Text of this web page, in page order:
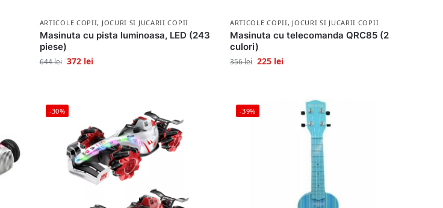
ARTICOLE COPII, JOCURI SI JUCARII COPII
Masinuta cu pista luminoasa, LED (243
piese)
644lei 372 lei
ARTICOLE COPII, JOCURI SI JUCARII COPII
Masinuta cu telecomanda QRC85 (2
culori)
356lei 225 lei
-30% -39%